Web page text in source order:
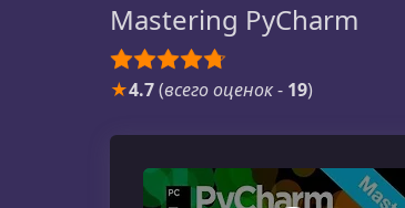
Mastering PyCharm
★4.7(всего оценок- 19)